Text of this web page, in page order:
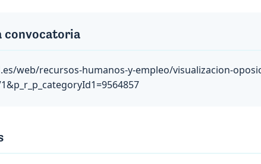
convocatoria
web/recursos-humanos-y-empleo/visualizacion-